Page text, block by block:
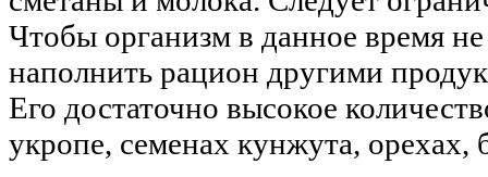
Чтобы организм в данное время
наполнить рацион другими
Его достаточно высокое
укропе, семенах кунжута, орехах,